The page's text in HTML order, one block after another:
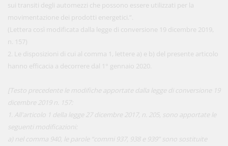
sui transiti degli automezzi che possono essere utilizzati per la
movimentazione dei prodotti energetici.”.
(Lettera così modificata dalla legge di conversione 19 dicembre 2019,
n. 157)
2. Le disposizioni di cui al comma 1, lettere a) e b) del presente articolo
hanno efficacia a decorrere dal 1° gennaio 2020.
[Testo precedente le modifiche apportate dalla legge di conversione 19
dicembre 2019 n. 157:
1. All'articolo 1 della legge 27 dicembre 2017, n. 205, sono apportate le
seguenti modificazioni:
a) nel comma 940, le parole “commi 937, 938 e 939” sono sostituite